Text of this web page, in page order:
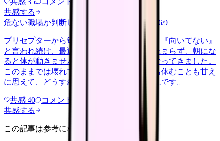
共感 35 コメント
共感する
危ない職場か判断してほしい
2026/6/9
プリセプターから毎日のように『辞めれば』『向いてない』
と言われ続け、最近は職場が近づくと涙が止まらず、朝にな
ると体が動きません。食事も喉を通らなくなってきました。
このままでは壊れてしまう気がします。でも休むことも甘え
に思えて、どうすればいいのか分からないんです。
共感 40 コメント
共感する
この記事は参考になりましたか？